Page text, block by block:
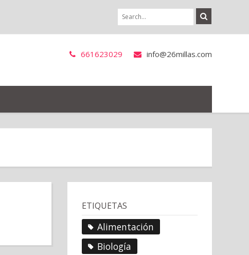
661623029 info@26millas.com
ETIQUETAS
Alimentación
Biología